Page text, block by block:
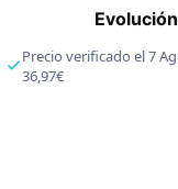
Precio verificado el 7
36,97€